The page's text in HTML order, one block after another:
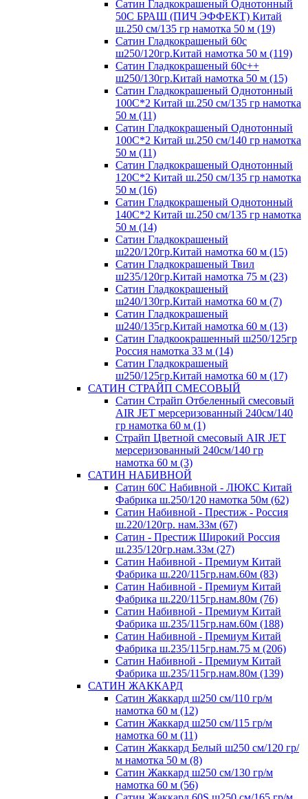
Сатин Гладкокрашеный Однотонный
50С БРАШ (ПИЧ ЭФФЕКТ) Китай
ш.250 см/135 гр намотка 50 м (19)
Сатин Гладкокрашеный 60с
ш250/120гр.Китай намотка 50 м (119)
Сатин Гладкокрашеный 60с++
ш250/130гр.Китай намотка 50 м (15)
Сатин Гладкокрашеный Однотонный
100С*2 Китай ш.250 см/135 гр намотка
50 м (11)
Сатин Гладкокрашеный Однотонный
100С*2 Китай ш.250 см/140 гр намотка
50 м (11)
Сатин Гладкокрашеный Однотонный
120С*2 Китай ш.250 см/135 гр намотка
50 м (16)
Сатин Гладкокрашеный Однотонный
140С*2 Китай ш.250 см/135 гр намотка
50 м (14)
Сатин Гладкокрашеный
ш220/120гр.Китай намотка 60 м (15)
Сатин Гладкокрашеный Твил
ш235/120гр.Китай намотка 75 м (23)
Сатин Гладкокрашеный
ш240/130гр.Китай намотка 60 м (7)
Сатин Гладкокрашеный
ш240/135гр.Китай намотка 60 м (13)
Сатин Гладкоокрашенный ш250/125гр
Россия намотка 33 м (14)
Сатин Гладкокрашеный
ш250/125гр.Китай намотка 60 м (17)
САТИН СТРАЙП СМЕСОВЫЙ
Сатин Страйп Отбеленный смесовый
AIR JET мерсеризованный 240см/140
гр намотка 60 м (1)
Страйп Цветной смесовый AIR JET
мерсеризованный 240см/140 гр
намотка 60 м (3)
САТИН НАБИВНОЙ
Сатин 60С Набивной - ЛЮКС Китай
Фабрика ш.250/120 намотка 50м (62)
Сатин Набивной - Престиж - Россия
ш.220/120гр. нам.33м (67)
Сатин - Престиж Широкий Россия
ш.235/120гр.нам.33м (27)
Сатин Набивной - Премиум Китай
Фабрика ш.220/115гр.нам.60м (83)
Сатин Набивной - Премиум Китай
Фабрика ш.220/115гр.нам.80м (76)
Сатин Набивной - Премиум Китай
Фабрика ш.235/115гр.нам.60м (188)
Сатин Набивной - Премиум Китай
Фабрика ш.235/115гр.нам.75 м (206)
Сатин Набивной - Премиум Китай
Фабрика ш.235/115гр.нам.80м (139)
САТИН ЖАККАРД
Сатин Жаккард ш250 см/110 гр/м
намотка 60 м (12)
Сатин Жаккард ш250 см/115 гр/м
намотка 60 м (11)
Сатин Жаккард Белый ш250 см/120 гр/
м намотка 50 м (8)
Сатин Жаккард ш250 см/130 гр/м
намотка 60 м (56)